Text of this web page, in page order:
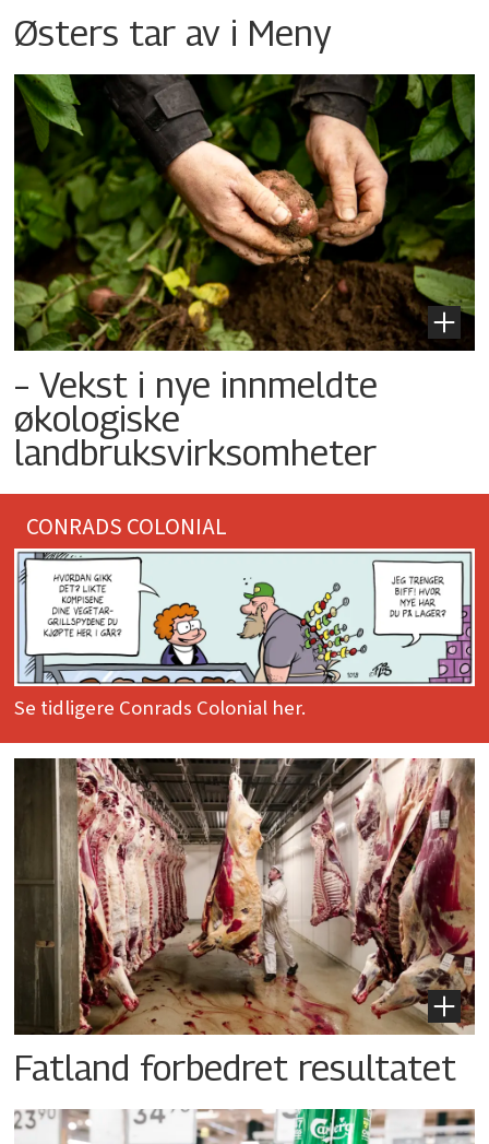
Østers tar av i Meny
– Vekst i nye innmeldte
økologiske
landbruksvirksomheter
CONRADS COLONIAL
Se tidligere Conrads Colonial her.
Fatland forbedret resultatet